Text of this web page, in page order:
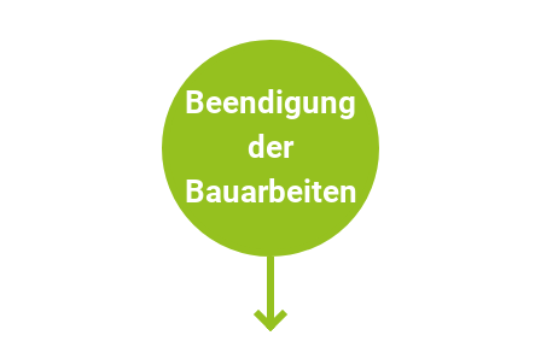
Beendigung
der
Bauarbeiten